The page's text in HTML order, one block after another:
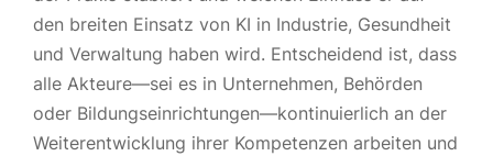
den breiten Einsatz von KI in Industrie, Gesundheit
und Verwaltung haben wird. Entscheidend ist, dass
alle Akteure—sei es in Unternehmen, Behörden
oder Bildungseinrichtungen—kontinuierlich an der
Weiterentwicklung ihrer Kompetenzen arbeiten und